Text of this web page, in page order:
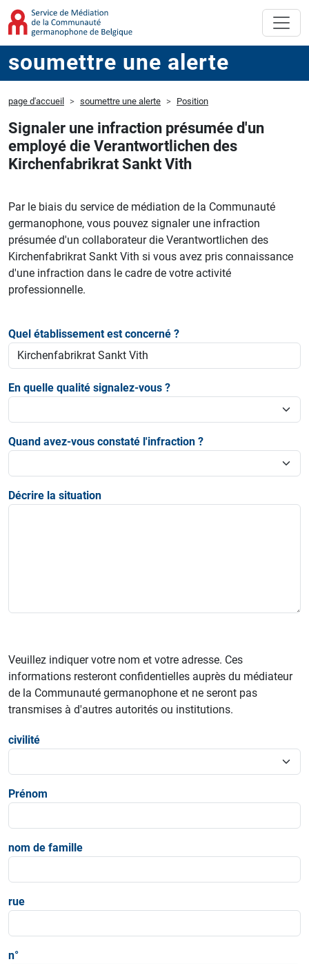
soumettre une alerte
page d'accueil soumettre une alerte Position
Signaler une infraction présumée d'un
employé die Verantwortlichen des
Kirchenfabrikrat Sankt Vith
Par le biais du service de médiation de la Communauté
germanophone, vous pouvez signaler une infraction
présumée d'un collaborateur die Verantwortlichen des
Kirchenfabrikrat Sankt Vith si vous avez pris connaissance
d'une infraction dans le cadre de votre activité
professionnelle.
Quel établissement est concerné ?
En quelle qualité signalez-vous ?
Quand avez-vous constaté l'infraction ?
Décrire la situation
Veuillez indiquer votre nom et votre adresse. Ces
informations resteront confidentielles auprès du médiateur
de la Communauté germanophone et ne seront pas
transmises à d'autres autorités ou institutions.
civilité
Prénom
nom de famille
rue
n°